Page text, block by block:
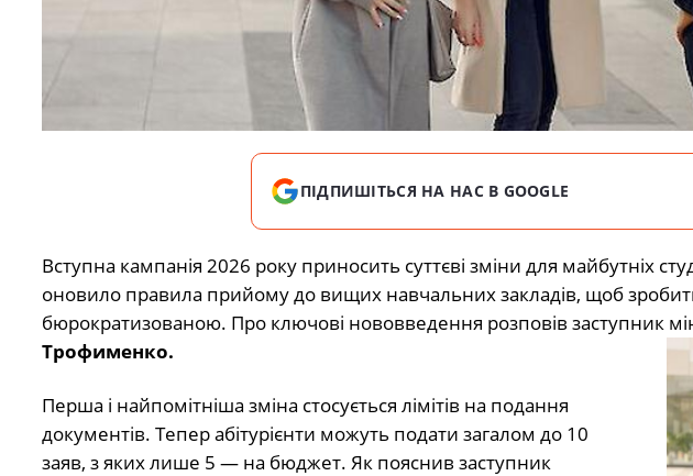
ПІДПИШІТЬСЯ НА НАС В GOOGLE
Вступна кампанія 2026 року приносить суттєві зміни для майбутніх
оновило правила прийому до вищих навчальних закладів, щоб
бюрократизованою. Про ключові нововведення розповів заступник
Трофименко.
Перша і найпомітніша зміна стосується лімітів на подання
документів. Тепер абітурієнти можуть подати загалом до 10
заяв, з яких лише 5 — на бюджет. Як пояснив заступник